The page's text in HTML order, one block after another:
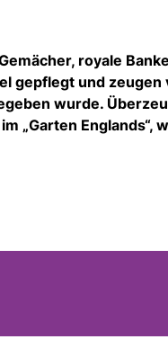
royale
gepflegt und
wurde.
„Garten Englands“,